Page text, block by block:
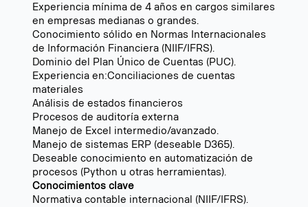
Experiencia mínima de 4 años en cargos similares
en empresas medianas o grandes.
Conocimiento sólido en Normas Internacionales
de Información Financiera (NIIF/IFRS).
Dominio del Plan Único de Cuentas (PUC).
Experiencia en:Conciliaciones de cuentas
materiales
Análisis de estados financieros
Procesos de auditoría externa
Manejo de Excel intermedio/avanzado.
Manejo de sistemas ERP (deseable D365).
Deseable conocimiento en automatización de
procesos (Python u otras herramientas).
Conocimientos clave
Normativa contable internacional (NIIF/IFRS).